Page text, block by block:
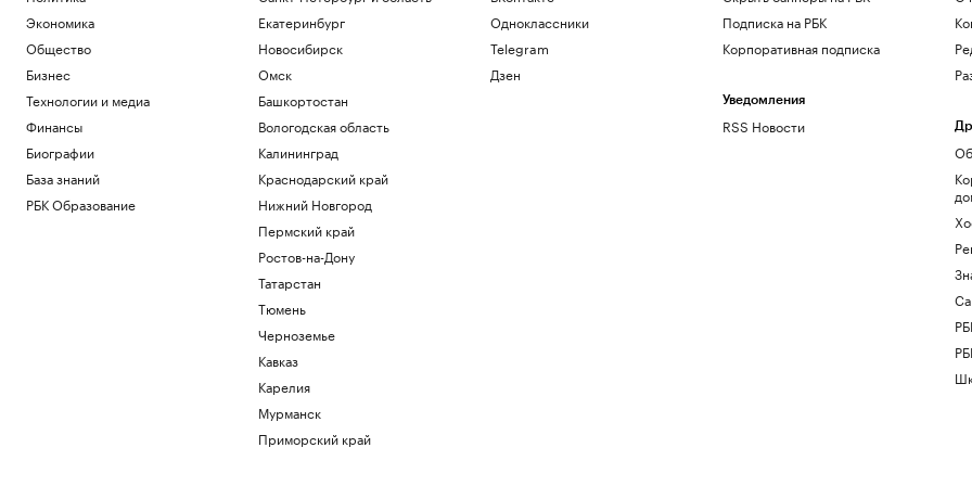
Экономика
Общество
Бизнес
Технологии и медиа
Финансы
Биографии
База знаний
РБК Образование
Екатеринбург
Новосибирск
Омск
Башкортостан
Вологодская область
Калининград
Краснодарский край
Нижний Новгород
Пермский край
Ростов-на-Дону
Татарстан
Тюмень
Черноземье
Кавказ
Карелия
Мурманск
Приморский край
Одноклассники
Telegram
Дзен
Подписка на РБК
Корпоративная подписка
Уведомления
RSS Новости